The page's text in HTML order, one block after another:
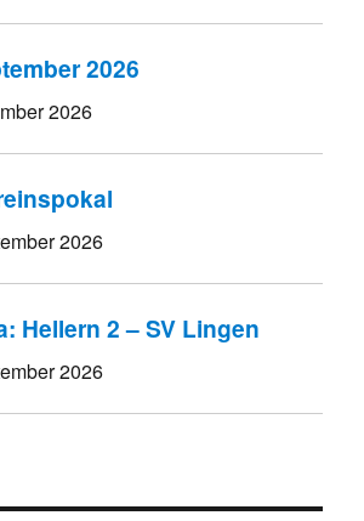
2026
2026
2026
Hellern 2 – SV Lingen
2026